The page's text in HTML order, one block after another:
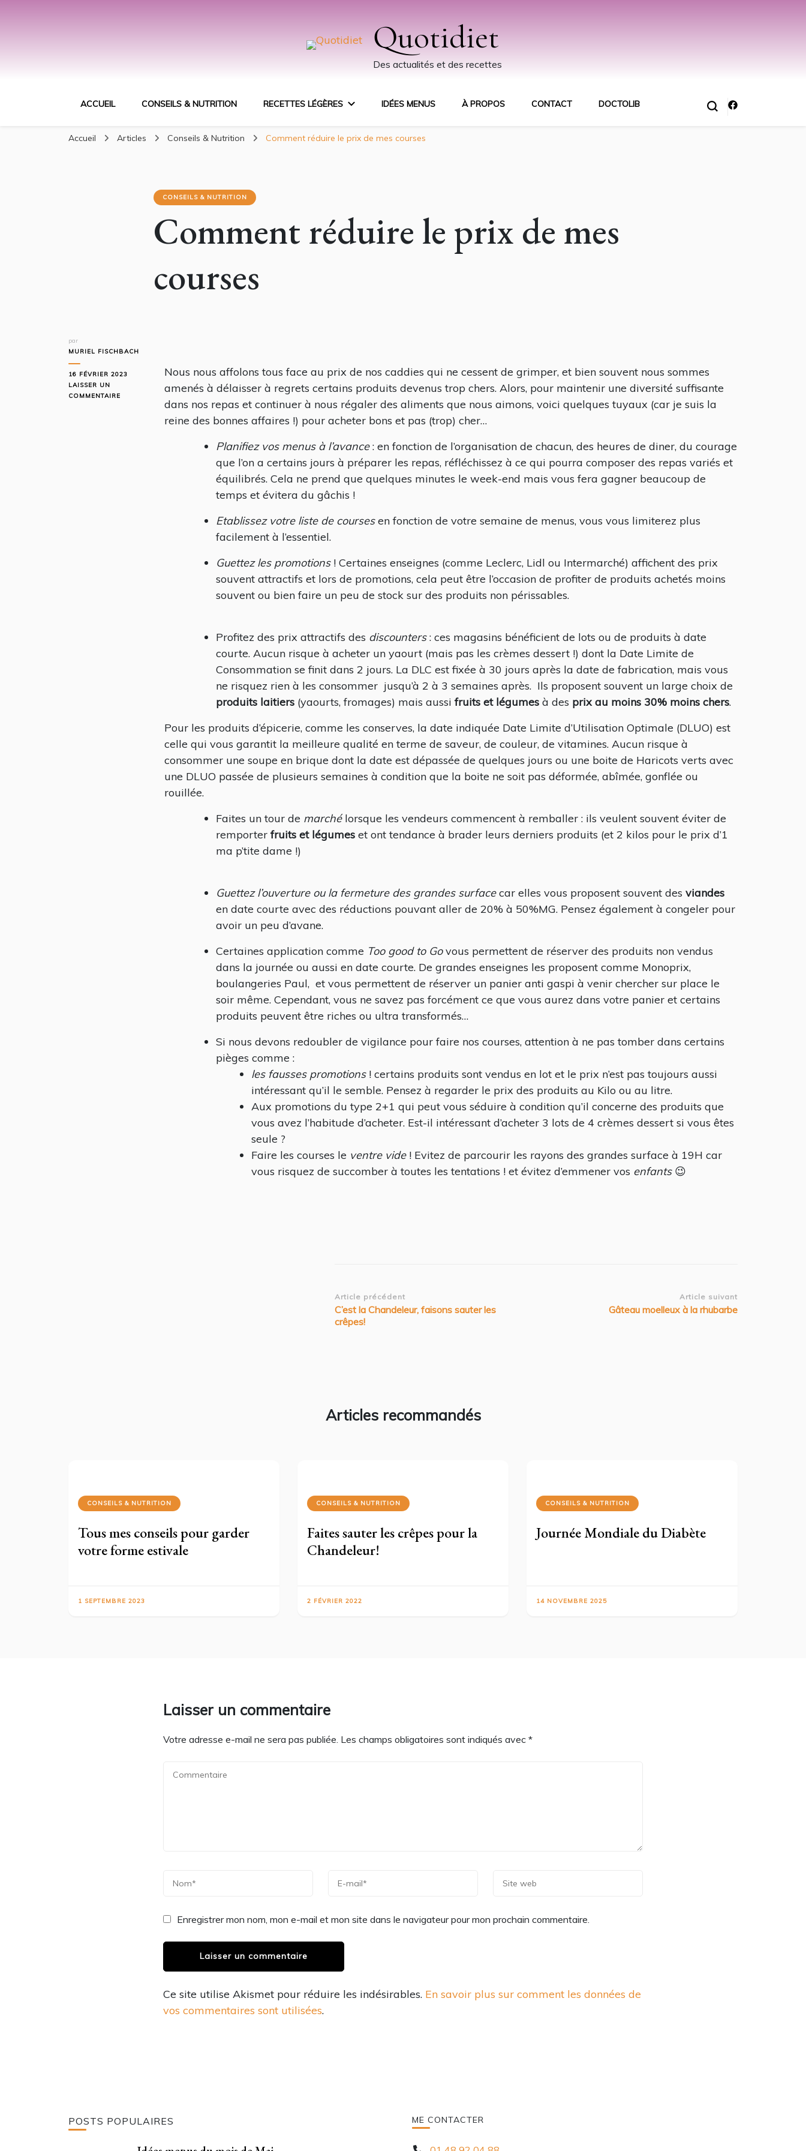
Quotidiet
Des actualités et des recettes
ACCUEIL CONSEILS & NUTRITION RECETTES LÉGÈRES IDÉES MENUS À PROPOS CONTACT DOCTOLIB
Accueil Articles Conseils & Nutrition Comment réduire le prix de mes courses
CONSEILS & NUTRITION
Comment réduire le prix de mes
courses
par
MURIEL FISCHBACH
16 FÉVRIER 2023
LAISSER UN
COMMENTAIRE
Nous nous affolons tous face au prix de nos caddies qui ne cessent de grimper, et bien souvent nous sommes
amenés à délaisser à regrets certains produits devenus trop chers. Alors, pour maintenir une diversité suffisante
dans nos repas et continuer à nous régaler des aliments que nous aimons, voici quelques tuyaux (car je suis la
reine des bonnes affaires !) pour acheter bons et pas (trop) cher…
Planifiez vos menus à l’avance: en fonction de l’organisation de chacun, des heures de diner, du courage
que l’on a certains jours à préparer les repas, réfléchissez à ce qui pourra composer des repas variés et
équilibrés. Cela ne prend que quelques minutes le week-end mais vous fera gagner beaucoup de
temps et évitera du gâchis !
Etablissez votre liste de coursesen fonction de votre semaine de menus, vous vous limiterez plus
facilement à l’essentiel.
Guettez les promotions! Certaines enseignes (comme Leclerc, Lidl ou Intermarché) affichent des prix
souvent attractifs et lors de promotions, cela peut être l’occasion de profiter de produits achetés moins
souvent ou bien faire un peu de stock sur des produits non périssables.
Profitez des prix attractifs des discounters: ces magasins bénéficient de lots ou de produits à date
courte. Aucun risque à acheter un yaourt (mais pas les crèmes dessert !) dont la Date Limite de
Consommation se finit dans 2 jours. La DLC est fixée à 30 jours après la date de fabrication, mais vous
ne risquez rien à les consommer jusqu’à 2 à 3 semaines après. Ils proposent souvent un large choix de
produits laitiers (yaourts, fromages) mais aussi fruits et légumes à des prix au moins 30% moins chers.
Pour les produits d’épicerie, comme les conserves, la date indiquée Date Limite d’Utilisation Optimale (DLUO) est
celle qui vous garantit la meilleure qualité en terme de saveur, de couleur, de vitamines. Aucun risque à
consommer une soupe en brique dont la date est dépassée de quelques jours ou une boite de Haricots verts avec
une DLUO passée de plusieurs semaines à condition que la boite ne soit pas déformée, abîmée, gonflée ou
rouillée.
Faites un tour de marchélorsque les vendeurs commencent à remballer : ils veulent souvent éviter de
remporter fruits et légumes et ont tendance à brader leurs derniers produits (et 2 kilos pour le prix d’1
ma p’tite dame !)
Guettez l’ouverture ou la fermeture des grandes surfacecar elles vous proposent souvent des viandes
en date courte avec des réductions pouvant aller de 20% à 50%MG. Pensez également à congeler pour
avoir un peu d’avane.
Certaines application comme Too good to Govous permettent de réserver des produits non vendus
dans la journée ou aussi en date courte. De grandes enseignes les proposent comme Monoprix,
boulangeries Paul, et vous permettent de réserver un panier anti gaspi à venir chercher sur place le
soir même. Cependant, vous ne savez pas forcément ce que vous aurez dans votre panier et certains
produits peuvent être riches ou ultra transformés…
Si nous devons redoubler de vigilance pour faire nos courses, attention à ne pas tomber dans certains
pièges comme :
les fausses promotions! certains produits sont vendus en lot et le prix n’est pas toujours aussi
intéressant qu’il le semble. Pensez à regarder le prix des produits au Kilo ou au litre.
Aux promotions du type 2+1 qui peut vous séduire à condition qu’il concerne des produits que
vous avez l’habitude d’acheter. Est-il intéressant d’acheter 3 lots de 4 crèmes dessert si vous êtes
seule ?
Faire les courses le ventre vide! Evitez de parcourir les rayons des grandes surface à 19H car
vous risquez de succomber à toutes les tentations ! et évitez d’emmener vos enfants😉
Navigation
d’article
Article précédent
C’est la Chandeleur, faisons sauter les
crêpes!
Article suivant
Gâteau moelleux à la rhubarbe
Articles recommandés
CONSEILS & NUTRITION
Tous mes conseils pour garder
votre forme estivale
1 SEPTEMBRE 2023
CONSEILS & NUTRITION
Faites sauter les crêpes pour la
Chandeleur!
2 FÉVRIER 2022
CONSEILS & NUTRITION
Journée Mondiale du Diabète
14 NOVEMBRE 2025
Laisser un commentaire
Votre adresse e-mail ne sera pas publiée. Les champs obligatoires sont indiqués avec *
Enregistrer mon nom, mon e-mail et mon site dans le navigateur pour mon prochain commentaire.
Ce site utilise Akismet pour réduire les indésirables. En savoir plus sur comment les données de
vos commentaires sont utilisées.
POSTS POPULAIRES ME CONTACTER